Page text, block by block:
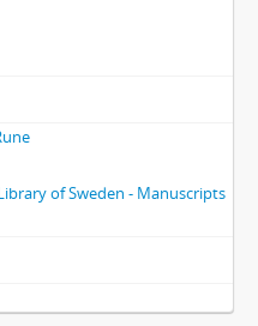
of Sweden - Manuscripts